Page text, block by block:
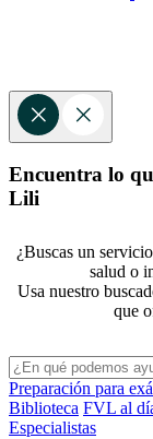
Encuentra lo
Lili
¿Buscas un
salud o
Usa nuestro
que
Preparación para
Biblioteca FVL al
Especialistas